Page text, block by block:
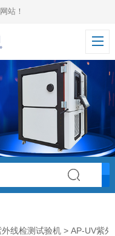
站！
外线检测试验机 > AP-UV紫外